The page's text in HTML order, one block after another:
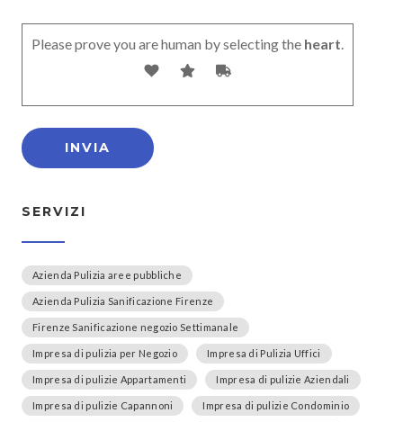
Please prove you are human by selecting the heart.
SERVIZI
Azienda Pulizia aree pubbliche
Azienda Pulizia Sanificazione Firenze
Firenze Sanificazione negozio Settimanale
Impresa di pulizia per Negozio Impresa di Pulizia Uffici
Impresa di pulizie Appartamenti Impresa di pulizie Aziendali
Impresa di pulizie Capannoni Impresa di pulizie Condominio